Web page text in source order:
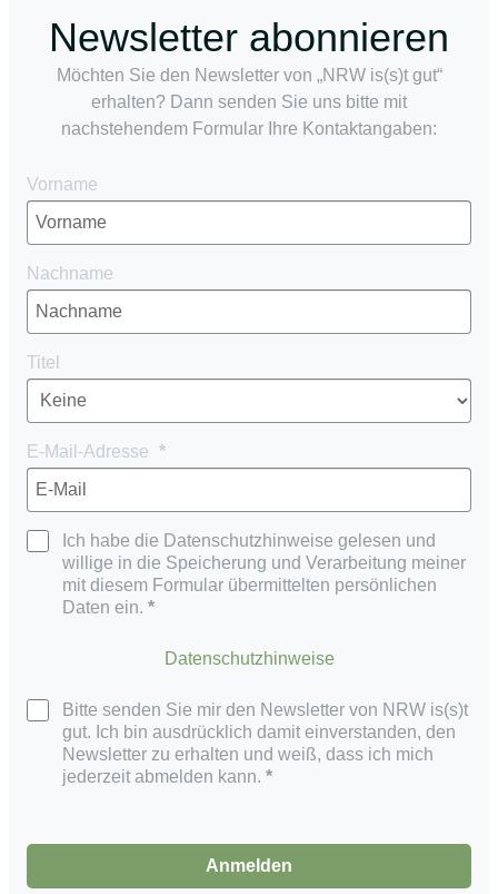
Newsletter abonnieren
Möchten Sie den Newsletter von „NRW is(s)t gut“
erhalten? Dann senden Sie uns bitte mit
nachstehendem Formular Ihre Kontaktangaben:
Vorname
Nachname
Titel
E-Mail-Adresse
Ich habe die Datenschutzhinweise gelesen und
willige in die Speicherung und Verarbeitung meiner
mit diesem Formular übermittelten persönlichen
Daten ein.
Datenschutzhinweise
Bitte senden Sie mir den Newsletter von NRW is(s)t
gut. Ich bin ausdrücklich damit einverstanden, den
Newsletter zu erhalten und weiß, dass ich mich
jederzeit abmelden kann.
Anmelden